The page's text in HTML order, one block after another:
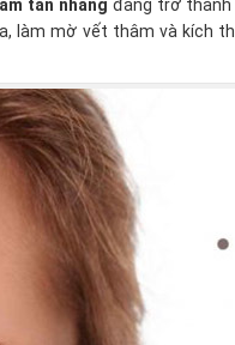
tàn nhang đang trở thành
làm mờ vết thâm và kích